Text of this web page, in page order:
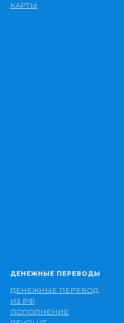
КАРТЫ
ДЕНЕЖНЫЕ ПЕРЕВОДЫ
ДЕНЕЖНЫЕ ПЕРЕВОД
ИЗ РФ
ПОПОЛНЕНИЕ